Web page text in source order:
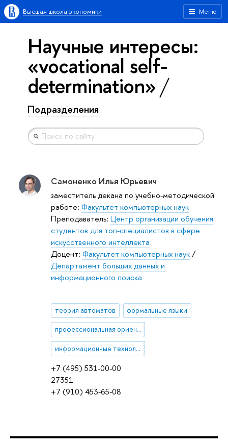
Меню
Высшая школа экономики
Научные интересы:
«vocational self-
determination»
Подразделения
+7 (495) 531-00-00
27351
+7 (910) 453-65-08
Самоненко Илья Юрьевич
заместитель декана по учебно-методической
работе: Факультет компьютерных наук
Преподаватель: Центр организации обучения
студентов для топ-специалистов в сфере
искусственного интеллекта
Доцент: Факультет компьютерных наук/
Департамент больших данных и
информационного поиска
теория автоматов формальные языки
профессиональная ориентация
информационные технологии в образовании